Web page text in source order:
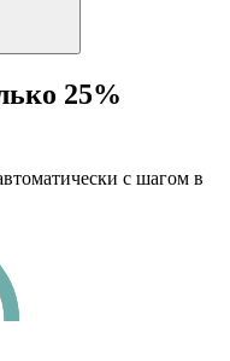
25%
с шагом в